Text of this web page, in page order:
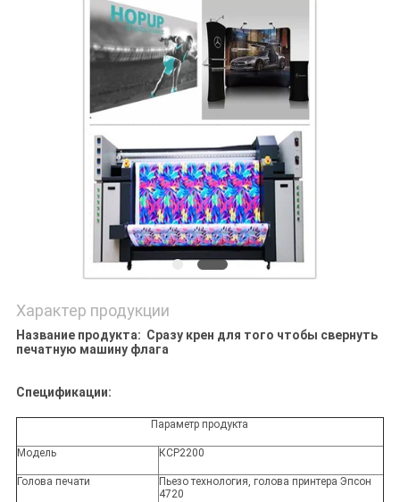
ПОЛИТИКА
КОНФИДЕНЦИАЛЬНОСТИ
Характер продукции
Название продукта: Сразу крен для того чтобы свернуть
печатную машину флага
Спецификации:
Параметр продукта
Модель КСР2200
Голова печати
Пьезо технология, голова принтера Эпсон
4720